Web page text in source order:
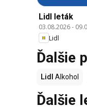
Lidl leták
03.08.2026-
Lidl
Ďalšie
Lidl Alkohol
Ďalšie